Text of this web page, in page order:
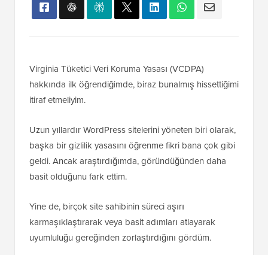
Virginia Tüketici Veri Koruma Yasası (VCDPA)
hakkında ilk öğrendiğimde, biraz bunalmış hissettiğimi
itiraf etmeliyim.
Uzun yıllardır WordPress sitelerini yöneten biri olarak,
başka bir gizlilik yasasını öğrenme fikri bana çok gibi
geldi. Ancak araştırdığımda, göründüğünden daha
basit olduğunu fark ettim.
Yine de, birçok site sahibinin süreci aşırı
karmaşıklaştırarak veya basit adımları atlayarak
uyumluluğu gereğinden zorlaştırdığını gördüm.